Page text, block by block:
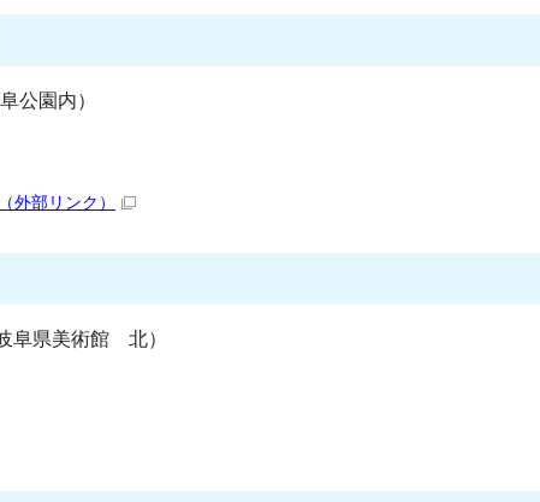
公園内）
（外部リンク）
阜県美術館 北）